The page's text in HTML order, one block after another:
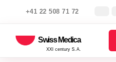
+41 22 508 71 72
Swiss Medica
XXI century S.A.